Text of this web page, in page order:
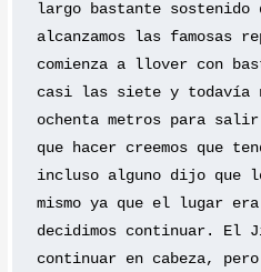
largo bastante sostenido
alcanzamos las famosas
comienza a llover con
casi las siete y todavía
ochenta metros para salir
que hacer creemos que
incluso alguno dijo que
mismo ya que el lugar era
decidimos continuar. El
continuar en cabeza,